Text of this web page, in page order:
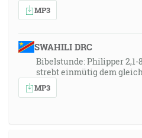
MP3
SWAHILI DRC
Bibelstunde: Philipper
strebt einmütig dem
MP3